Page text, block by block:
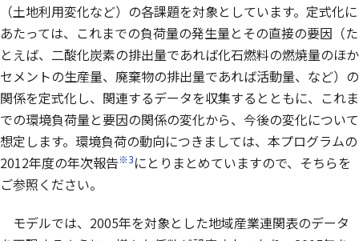
（土地利用変化など）の各課題を対象としています。定式化に
あたっては、これまでの負荷量の発生量とその直接の要因（た
とえば、二酸化炭素の排出量であれば化石燃料の燃焼量のほか
セメントの生産量、廃棄物の排出量であれば活動量、など）の
関係を定式化し、関連するデータを収集するとともに、これま
での環境負荷量と要因の関係の変化から、今後の変化について
想定します。環境負荷の動向につきましては、本プログラムの
2012年度の年次報告※3にとりまとめていますので、そちらを
ご参照ください。
モデルでは、2005年を対象とした地域産業連関表のデータ